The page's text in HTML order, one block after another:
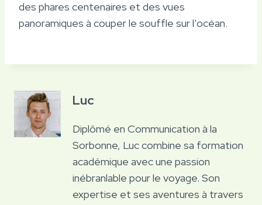
des phares centenaires et des vues
panoramiques à couper le souffle sur l’océan.
Luc
Diplômé en Communication à la
Sorbonne, Luc combine sa formation
académique avec une passion
inébranlable pour le voyage. Son
expertise et ses aventures à travers